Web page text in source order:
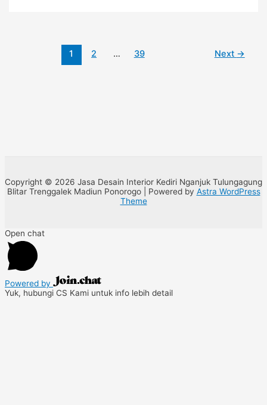
1 2 … 39 Next →
Copyright © 2026 Jasa Desain Interior Kediri Nganjuk Tulungagung
Blitar Trenggalek Madiun Ponorogo | Powered by Astra WordPress
Theme
Open chat
Powered by
Yuk, hubungi CS Kami untuk info lebih detail